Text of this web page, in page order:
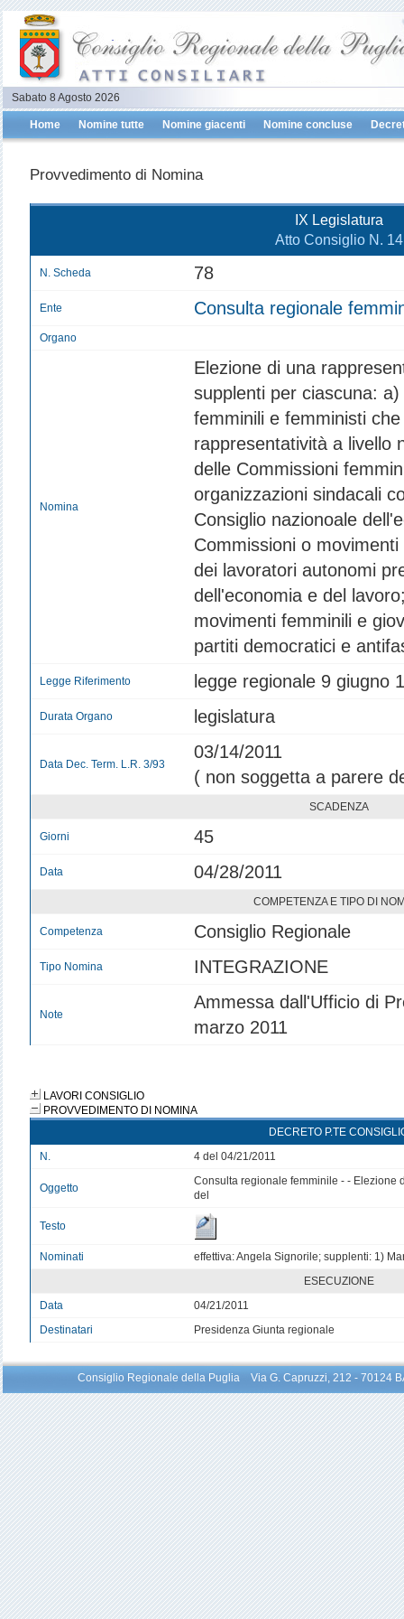
Sabato 8 Agosto 2026
Home Nomine tutte Nomine giacenti Nomine concluse
Provvedimento di Nomina
IX Legislatura
Atto Consiglio N. 14
N. Scheda 78
Ente Consulta regionale
Organo
Nomina
Elezione di una
supplenti per ciascuna:
femminili e femministi
rappresentatività a livello
delle Commissioni
organizzazioni sindacali
Consiglio nazionoale
Commissioni o
dei lavoratori autonomi
dell'economia e del
movimenti femminili e
partiti democratici e
Legge Riferimento legge regionale 9 giugno
Durata Organo legislatura
Data Dec. Term. L.R. 3/93
03/14/2011
( non soggetta a parere
SCADENZA
Giorni 45
Data 04/28/2011
COMPETENZA E TIPO DI
Competenza Consiglio Regionale
Tipo Nomina INTEGRAZIONE
Note
Ammessa dall'Ufficio di
marzo 2011
LAVORI CONSIGLIO
PROVVEDIMENTO DI NOMINA
DECRETO P.TE
N.
4 del 04/21/2011
Oggetto
Consulta regionale femminile - - Elezione
del
Testo
Nominati
effettiva: Angela Signorile; supplenti: 1)
ESECUZIONE
Data
04/21/2011
Destinatari
Presidenza Giunta regionale
Consiglio Regionale della Puglia Via G. Capruzzi, 212 -